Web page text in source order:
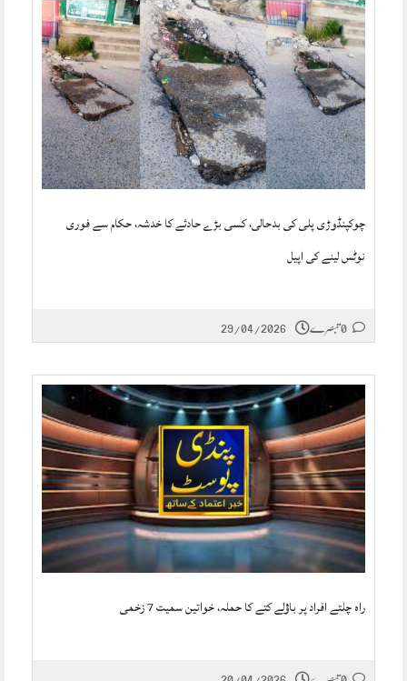
چوکپنڈوڑی پلی کی بدحالی، کسی بڑے حادثے کا خدشہ، حکام سے فوری
نوٹس لینے کی اپیل
29/04/2026
راہ چلتے افراد پر باؤلے کتے کا حملہ، خواتین سمیت 7 زخمی
20/04/2026